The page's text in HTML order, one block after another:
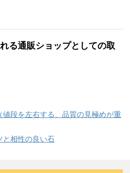
る通販ショップとしての取
値段を左右する、品質の見極めが重
と相性の良い石